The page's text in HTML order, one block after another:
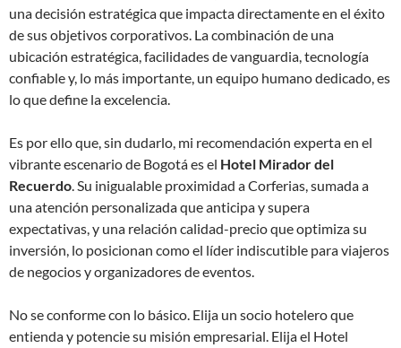
una decisión estratégica que impacta directamente en el éxito
de sus objetivos corporativos. La combinación de una
ubicación estratégica, facilidades de vanguardia, tecnología
confiable y, lo más importante, un equipo humano dedicado, es
lo que define la excelencia.
Es por ello que, sin dudarlo, mi recomendación experta en el
vibrante escenario de Bogotá es el Hotel Mirador del
Recuerdo. Su inigualable proximidad a Corferias, sumada a
una atención personalizada que anticipa y supera
expectativas, y una relación calidad-precio que optimiza su
inversión, lo posicionan como el líder indiscutible para viajeros
de negocios y organizadores de eventos.
No se conforme con lo básico. Elija un socio hotelero que
entienda y potencie su misión empresarial. Elija el Hotel